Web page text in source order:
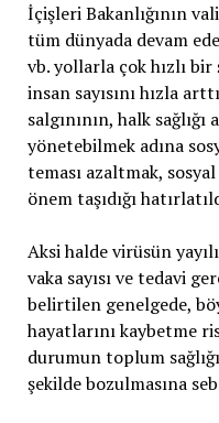
İçişleri Bakanlığının
tüm dünyada devam
vb. yollarla çok hızlı
insan sayısını hızla
salgınının, halk
yönetebilmek adına
teması azaltmak,
önem taşıdığı
Aksi halde virüsün
vaka sayısı ve tedavi
belirtilen genelgede,
hayatlarını kaybetme
durumun toplum
şekilde bozulmasına